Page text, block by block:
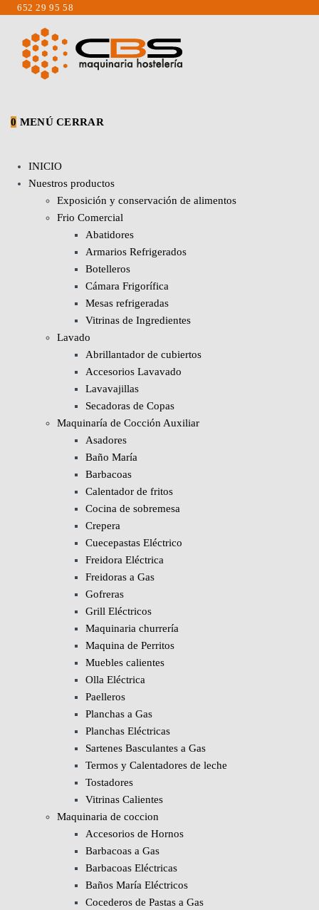
Saltar
contenido
652 29 95 58
0 MENÚ CERRAR
INICIO
Nuestros productos
Exposición y conservación de alimentos
Frio Comercial
Abatidores
Armarios Refrigerados
Botelleros
Cámara Frigorífica
Mesas refrigeradas
Vitrinas de Ingredientes
Lavado
Abrillantador de cubiertos
Accesorios Lavavado
Lavavajillas
Secadoras de Copas
Maquinaría de Cocción Auxiliar
Asadores
Baño María
Barbacoas
Calentador de fritos
Cocina de sobremesa
Crepera
Cuecepastas Eléctrico
Freidora Eléctrica
Freidoras a Gas
Gofreras
Grill Eléctricos
Maquinaria churrería
Maquina de Perritos
Muebles calientes
Olla Eléctrica
Paelleros
Planchas a Gas
Planchas Eléctricas
Sartenes Basculantes a Gas
Termos y Calentadores de leche
Tostadores
Vitrinas Calientes
Maquinaria de coccion
Accesorios de Hornos
Barbacoas a Gas
Barbacoas Eléctricas
Baños María Eléctricos
Cocederos de Pastas a Gas